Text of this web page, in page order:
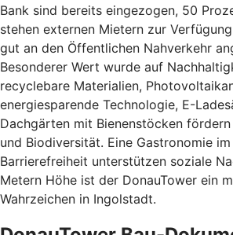
Bank sind bereits eingezogen, 50
stehen externen Mietern zur
gut an den Öffentlichen Nahverkehr
Besonderer Wert wurde auf
recyclebare Materialien,
energiesparende Technologie, E-
Dachgärten mit Bienenstöcken
und Biodiversität. Eine Gastronomie
Barrierefreiheit unterstützen soziale
Metern Höhe ist der DonauTower ein
Wahrzeichen in Ingolstadt.